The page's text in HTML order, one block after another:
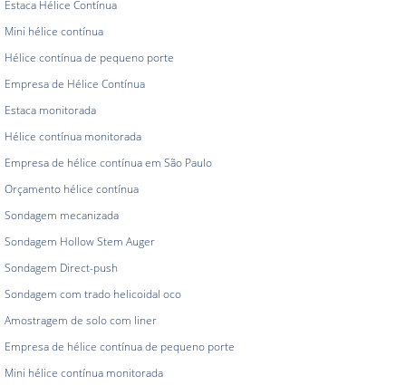
Estaca Hélice Contínua
Mini hélice contínua
Hélice contínua de pequeno porte
Empresa de Hélice Contínua
Estaca monitorada
Hélice contínua monitorada
Empresa de hélice contínua em São Paulo
Orçamento hélice contínua
Sondagem mecanizada
Sondagem Hollow Stem Auger
Sondagem Direct-push
Sondagem com trado helicoidal oco
Amostragem de solo com liner
Empresa de hélice contínua de pequeno porte
Mini hélice contínua monitorada